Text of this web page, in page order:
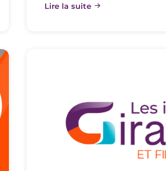
Lire la suite